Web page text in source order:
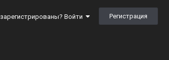
Войти Регистрация